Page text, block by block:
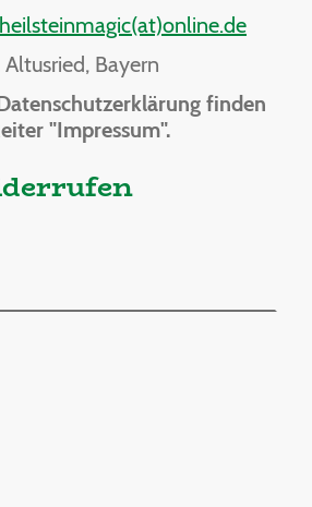
Bayern
finden
"Impressum".